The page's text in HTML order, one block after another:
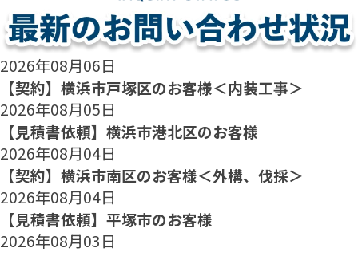
2026年08月06日
【契約】横浜市戸塚区のお客様＜内装工事＞
2026年08月05日
【見積書依頼】横浜市港北区のお客様
2026年08月04日
【契約】横浜市南区のお客様＜外構、伐採＞
2026年08月04日
【見積書依頼】平塚市のお客様
2026年08月03日